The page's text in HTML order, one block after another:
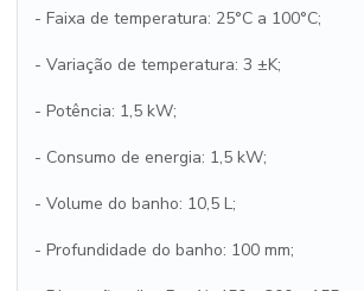
- Faixa de temperatura: 25°C a 100°C;
- Variação de temperatura: 3 ±K;
- Potência: 1,5 kW;
- Consumo de energia: 1,5 kW;
- Volume do banho: 10,5 L;
- Profundidade do banho: 100 mm;